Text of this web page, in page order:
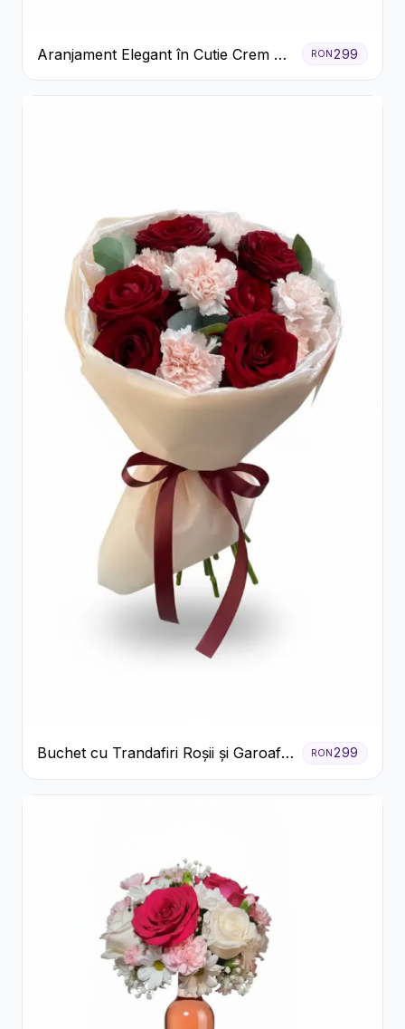
Aranjament Elegant în Cutie Crem cu
Crizanteme și Trandafiri
RON299
Buchet cu Trandafiri Roșii și Garoafe
Roz Pal
RON299